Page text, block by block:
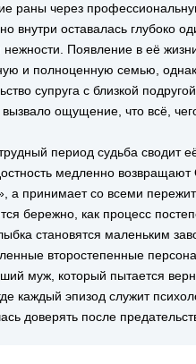
раны через
внутри оставалась глубоко
нежности. Появление в её
и полноценную семью,
супруга с близкой
ощущение, что всё,
период судьба сводит
медленно
а принимает со всеми
бережно, как процесс
становятся маленьким
второстепенные
муж, который пытается
каждый эпизод служит
доверять после